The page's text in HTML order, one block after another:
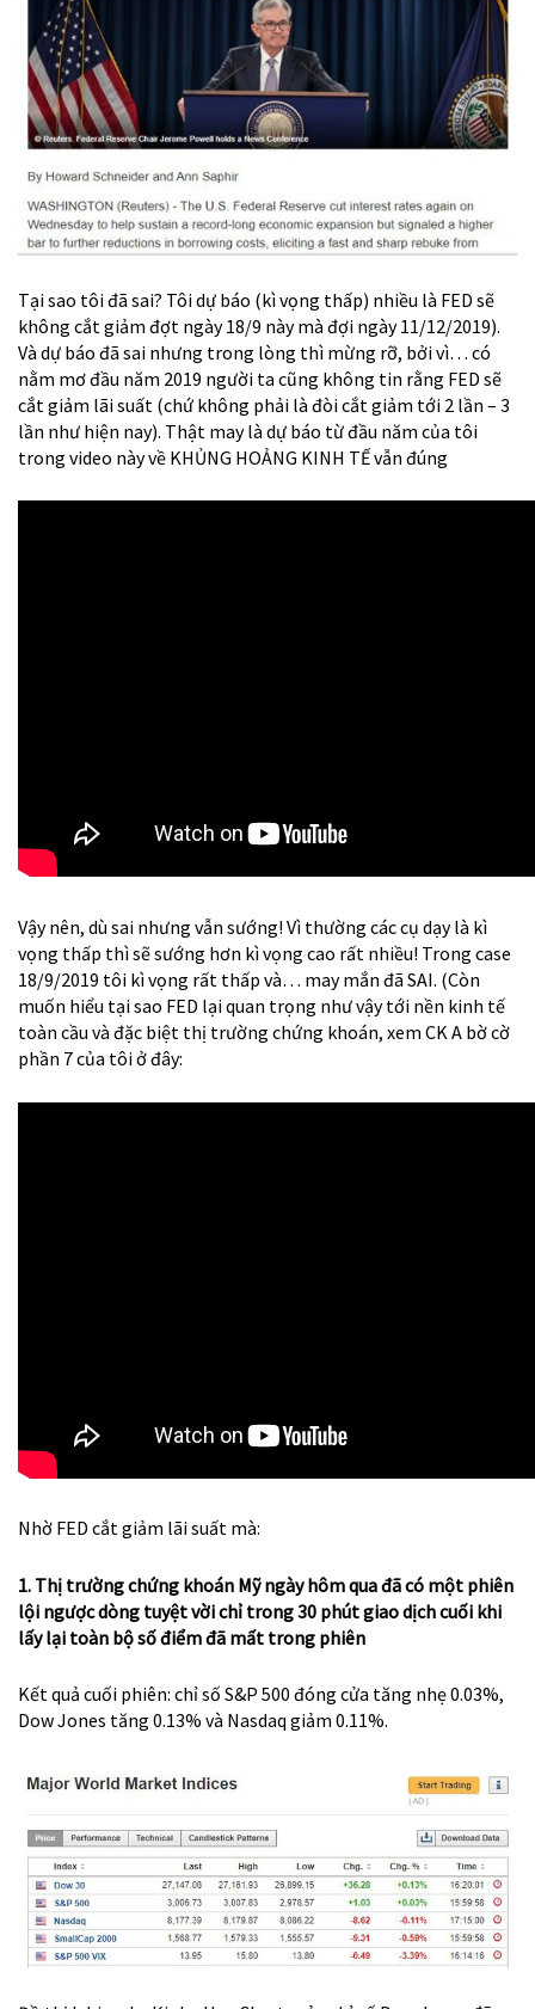
Tại sao tôi đã sai? Tôi dự báo (kì vọng thấp) nhiều là FED sẽ
không cắt giảm đợt ngày 18/9 này mà đợi ngày 11/12/2019).
Và dự báo đã sai nhưng trong lòng thì mừng rỡ, bởi vì… có
nằm mơ đầu năm 2019 người ta cũng không tin rằng FED sẽ
cắt giảm lãi suất (chứ không phải là đòi cắt giảm tới 2 lần – 3
lần như hiện nay). Thật may là dự báo từ đầu năm của tôi
trong video này về KHỦNG HOẢNG KINH TẾ vẫn đúng
Vậy nên, dù sai nhưng vẫn sướng! Vì thường các cụ dạy là kì
vọng thấp thì sẽ sướng hơn kì vọng cao rất nhiều! Trong case
18/9/2019 tôi kì vọng rất thấp và… may mắn đã SAI. (Còn
muốn hiểu tại sao FED lại quan trọng như vậy tới nền kinh tế
toàn cầu và đặc biệt thị trường chứng khoán, xem CK A bờ cờ
phần 7 của tôi ở đây:
Nhờ FED cắt giảm lãi suất mà:
1. Thị trường chứng khoán Mỹ ngày hôm qua đã có một phiên
lội ngược dòng tuyệt vời chỉ trong 30 phút giao dịch cuối khi
lấy lại toàn bộ số điểm đã mất trong phiên
Kết quả cuối phiên: chỉ số S&P 500 đóng cửa tăng nhẹ 0.03%,
Dow Jones tăng 0.13% và Nasdaq giảm 0.11%.